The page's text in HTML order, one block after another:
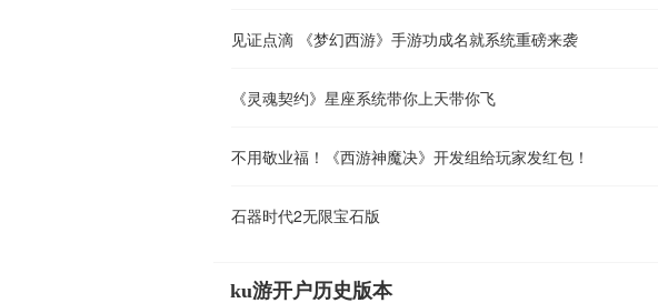
见证点滴 《梦幻西游》手游功成名就系统重磅来袭
《灵魂契约》星座系统带你上天带你飞
不用敬业福！《西游神魔决》开发组给玩家发红包！
石器时代2无限宝石版
ku游开户历史版本